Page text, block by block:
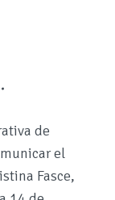
de
el
Fasce,